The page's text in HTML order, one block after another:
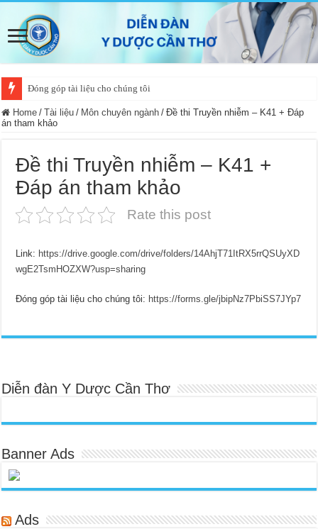
Đóng góp tài liệu cho chúng tôi
Home / Tài liệu / Môn chuyên ngành / Đề thi Truyền nhiễm – K41 + Đáp
án tham khảo
Đề thi Truyền nhiễm – K41 +
Đáp án tham khảo
Rate this post
Link: https://drive.google.com/drive/folders/14AhjT71ItRX5rrQSUyXD
wgE2TsmHOZXW?usp=sharing
Đóng góp tài liệu cho chúng tôi: https://forms.gle/jbipNz7PbiSS7JYp7
Diễn đàn Y Dược Cần Thơ
Banner Ads
Ads